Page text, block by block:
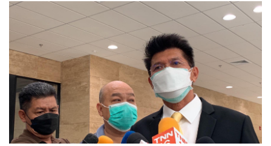
ต้องวิตกจริตถ้าพท.เป็นรัฐบาลจะเข้ามาแก้วิกฤต